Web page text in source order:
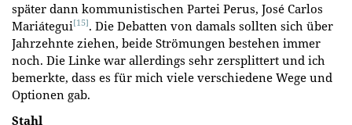
später dann kommunistischen Partei Perus, José Carlos
Mariátegui[15]. Die Debatten von damals sollten sich über
Jahrzehnte ziehen, beide Strömungen bestehen immer
noch. Die Linke war allerdings sehr zersplittert und ich
bemerkte, dass es für mich viele verschiedene Wege und
Optionen gab.
Stahl